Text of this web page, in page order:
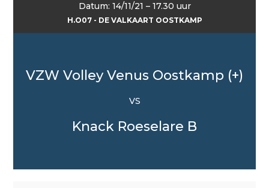
Datum: 14/11/21 – 17.30 uur
H.O07 - DE VALKAART OOSTKAMP
VZW Volley Venus Oostkamp (+)
VS
Knack Roeselare B